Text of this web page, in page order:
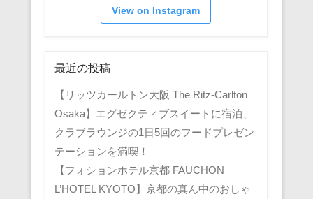
View on Instagram
最近の投稿
【リッツカールトン大阪 The Ritz-Carlton
Osaka】エグゼクティブスイートに宿泊、
クラブラウンジの1日5回のフードプレゼン
テーションを満喫！
【フォションホテル京都 FAUCHON
L’HOTEL KYOTO】京都の真ん中のおしゃ